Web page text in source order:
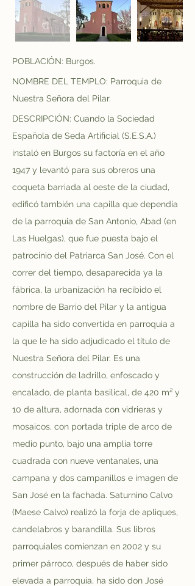
POBLACIÓN: Burgos.
NOMBRE DEL TEMPLO: Parroquia de
Nuestra Señora del Pilar.
DESCRIPCIÓN: Cuando la Sociedad
Española de Seda Artificial (S.E.S.A.)
instaló en Burgos su factoría en el año
1947 y levantó para sus obreros una
coqueta barriada al oeste de la ciudad,
edificó también una capilla que dependía
de la parroquia de San Antonio, Abad (en
Las Huelgas), que fue puesta bajo el
patrocinio del Patriarca San José. Con el
correr del tiempo, desaparecida ya la
fábrica, la urbanización ha recibido el
nombre de Barrio del Pilar y la antigua
capilla ha sido convertida en parroquia a
la que le ha sido adjudicado el título de
Nuestra Señora del Pilar. Es una
construcción de ladrillo, enfoscado y
encalado, de planta basilical, de 420 m² y
10 de altura, adornada con vidrieras y
mosaicos, con portada triple de arco de
medio punto, bajo una amplia torre
cuadrada con nueve ventanales, una
campana y dos campanillos e imagen de
San José en la fachada. Saturnino Calvo
(Maese Calvo) realizó la forja de apliques,
candelabros y barandilla. Sus libros
parroquiales comienzan en 2002 y su
primer párroco, después de haber sido
elevada a parroquia, ha sido don José